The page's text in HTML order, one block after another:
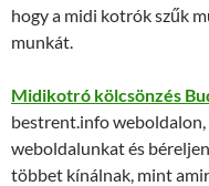
hogy a midi kotrók szűk
munkát.
Midikotró kölcsönzés
bestrent.info weboldalon,
weboldalunkat és
többet kínálnak, mint